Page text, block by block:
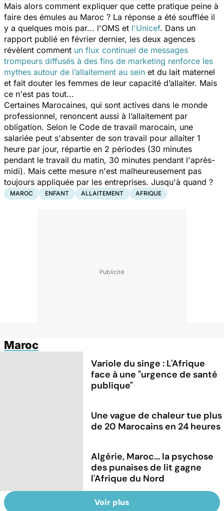
Mais alors comment expliquer que cette pratique peine à
faire des émules au Maroc ? La réponse a été soufflée il
y a quelques mois par... l'OMS et l'Unicef. Dans un
rapport publié en février dernier, les deux agences
révèlent comment un flux continuel de messages
trompeurs diffusés à des fins de marketing renforce les
mythes autour de l’allaitement au sein et du lait maternel
et fait douter les femmes de leur capacité d’allaiter. Mais
ce n'est pas tout...
Certaines Marocaines, qui sont actives dans le monde
professionnel, renoncent aussi à l’allaitement par
obligation. Selon le Code de travail marocain, une
salariée peut s'absenter de son travail pour allaiter 1
heure par jour, répartie en 2 périodes (30 minutes
pendant le travail du matin, 30 minutes pendant l'après-
midi). Mais cette mesure n'est malheureusement pas
toujours appliquée par les entreprises. Jusqu'à quand ?
MAROC ENFANT ALLAITEMENT AFRIQUE
Maroc
Variole du singe : L'Afrique
face à une "urgence de santé
publique"
Une vague de chaleur tue plus
de 20 Marocains en 24 heures
Algérie, Maroc... la psychose
des punaises de lit gagne
l'Afrique du Nord
Voir plus